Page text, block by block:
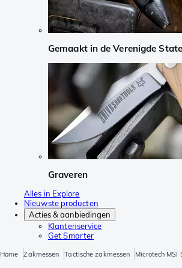
Gemaakt in de Verenigde
Graveren
Alles in Explore
Nieuwste producten
Acties & aanbiedingen
Klantenservice
Get Smarter
Home Zakmessen Tactische zakmessen Microtech